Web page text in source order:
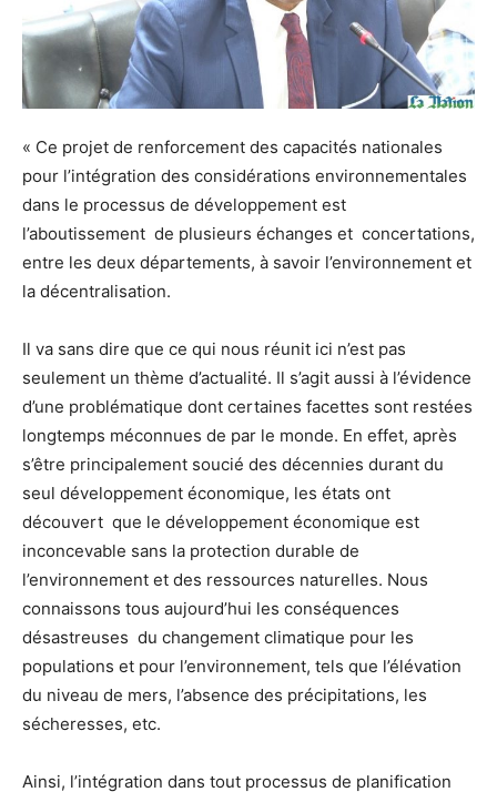
« Ce projet de renforcement des capacités nationales
pour l’intégration des considérations environnementales
dans le processus de développement est
l’aboutissement de plusieurs échanges et concertations,
entre les deux départements, à savoir l’environnement et
la décentralisation.
Il va sans dire que ce qui nous réunit ici n’est pas
seulement un thème d’actualité. Il s’agit aussi à l’évidence
d’une problématique dont certaines facettes sont restées
longtemps méconnues de par le monde. En effet, après
s’être principalement soucié des décennies durant du
seul développement économique, les états ont
découvert que le développement économique est
inconcevable sans la protection durable de
l’environnement et des ressources naturelles. Nous
connaissons tous aujourd’hui les conséquences
désastreuses du changement climatique pour les
populations et pour l’environnement, tels que l’élévation
du niveau de mers, l’absence des précipitations, les
sécheresses, etc.
Ainsi, l’intégration dans tout processus de planification